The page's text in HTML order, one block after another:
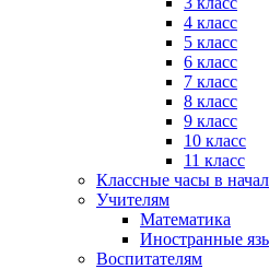
4 класс
5 класс
6 класс
7 класс
8 класс
9 класс
10 класс
11 класс
Классные часы в
Учителям
Математика
Иностранные
Воспитателям